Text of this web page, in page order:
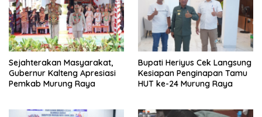
Sejahterakan Masyarakat,
Gubernur Kalteng Apresiasi
Pemkab Murung Raya
Bupati Heriyus Cek Langsung
Kesiapan Penginapan Tamu
HUT ke-24 Murung Raya